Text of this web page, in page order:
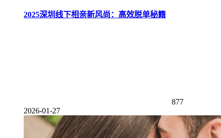
2025深圳线下相亲新风尚：高效脱单秘籍
877
2026-01-27